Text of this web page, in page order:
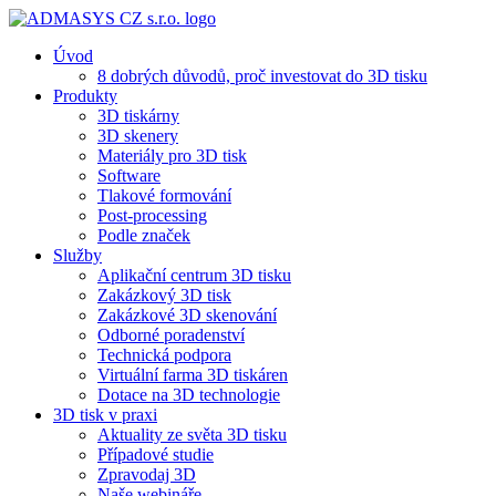
Úvod
8 dobrých důvodů, proč investovat do 3D tisku​
Produkty
3D tiskárny
3D skenery
Materiály pro 3D tisk
Software
Tlakové formování
Post-processing
Podle značek
Služby
Aplikační centrum 3D tisku
Zakázkový 3D tisk
Zakázkové 3D skenování
Odborné poradenství
Technická podpora
Virtuální farma 3D tiskáren
Dotace na 3D technologie
3D tisk v praxi
Aktuality ze světa 3D tisku
Případové studie
Zpravodaj 3D